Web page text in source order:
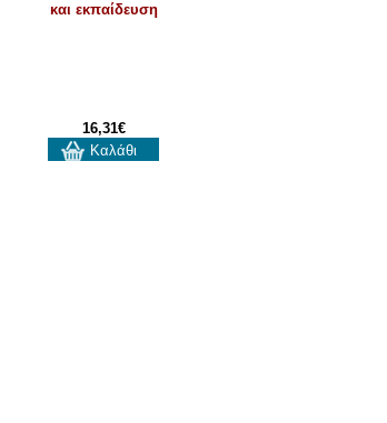
και εκπαίδευση
16,31€
Καλάθι